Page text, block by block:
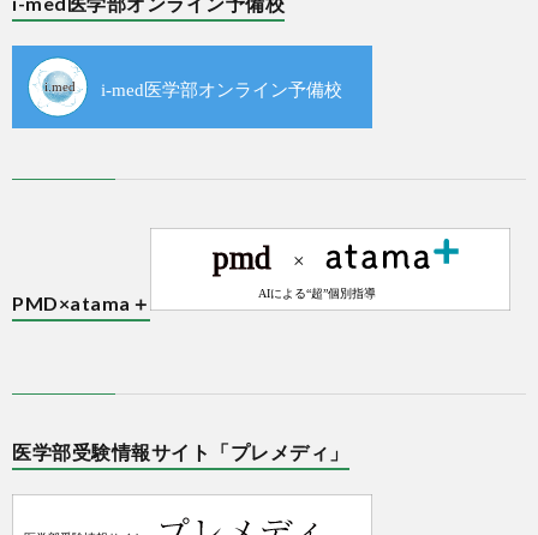
PMD×atama＋
医学部受験情報サイト「プレメディ」